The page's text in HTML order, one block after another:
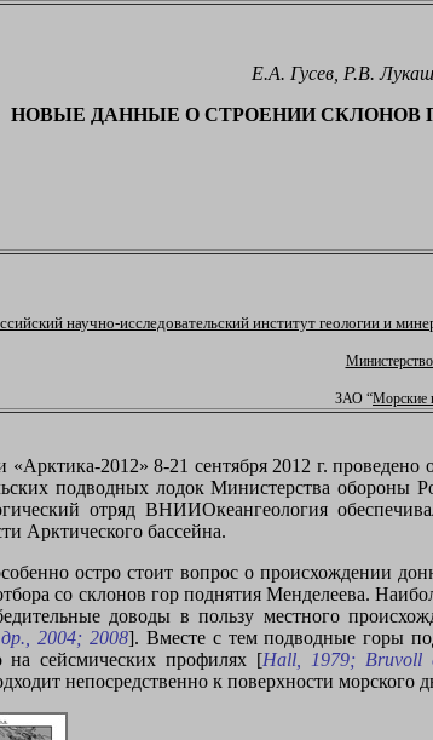
Е.А. Гусев, Р.В.
НОВЫЕ ДАННЫЕ О СТРОЕНИИ СКЛОНОВ
научно-исследовательский институт геологии и
ЗАО “Морские
2012» 8-21 сентября 2012 г.
подводных лодок Министерства обороны
отряд ВНИИОкеангеология
Арктического бассейна.
остро стоит вопрос о происхождении
со склонов гор поднятия Менделеева.
доводы в пользу местного
2004; 2008]. Вместе с тем подводные горы
сейсмических профилях [Hall , 1979; Bruvoll
непосредственно к поверхности морского